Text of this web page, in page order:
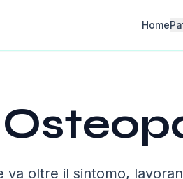
Home
oltre il sintomo,